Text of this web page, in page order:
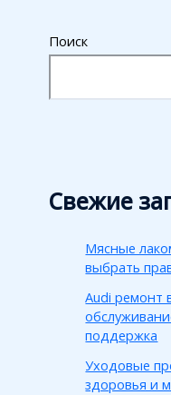
Поиск
Свежие
Мясные
выбрать
Audi ремонт
поддержка
Уходовые
здоровья и